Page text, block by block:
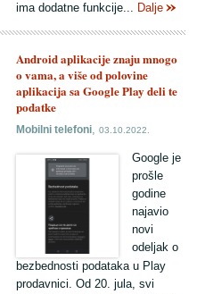
ima dodatne funkcije... Dalje
Android aplikacije znaju mnogo
o vama, a više od polovine
aplikacija sa Google Play deli te
podatke
Mobilni telefoni,03.10.2022.
Google je
prošle
godine
najavio
novi
odeljak o
bezbednosti podataka u Play
prodavnici. Od 20. jula, svi